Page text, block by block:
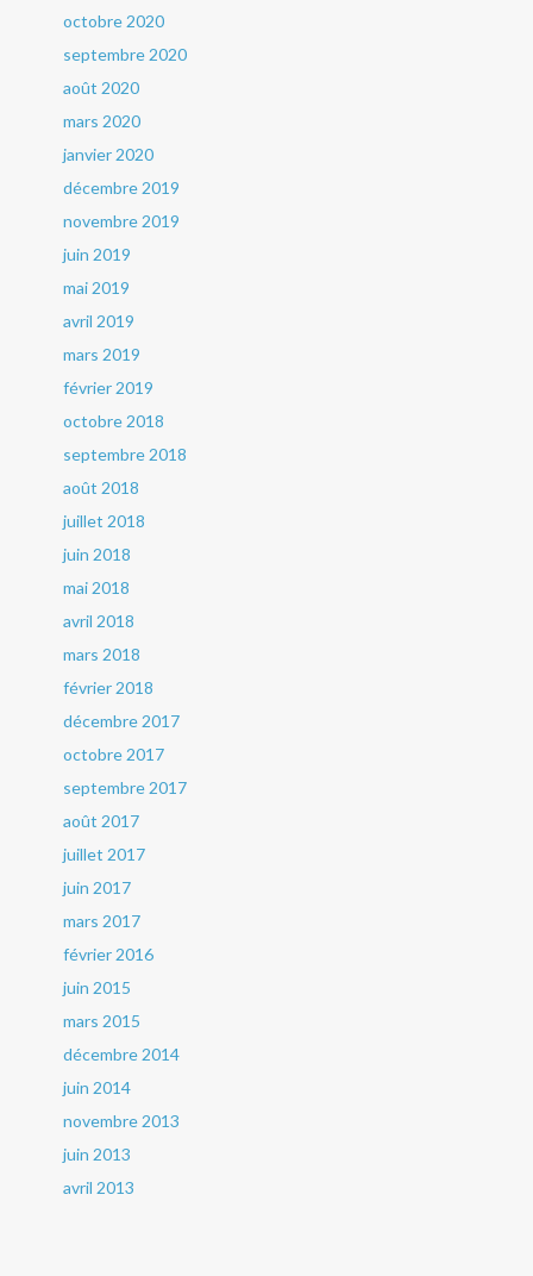
octobre 2020
septembre 2020
août 2020
mars 2020
janvier 2020
décembre 2019
novembre 2019
juin 2019
mai 2019
avril 2019
mars 2019
février 2019
octobre 2018
septembre 2018
août 2018
juillet 2018
juin 2018
mai 2018
avril 2018
mars 2018
février 2018
décembre 2017
octobre 2017
septembre 2017
août 2017
juillet 2017
juin 2017
mars 2017
février 2016
juin 2015
mars 2015
décembre 2014
juin 2014
novembre 2013
juin 2013
avril 2013